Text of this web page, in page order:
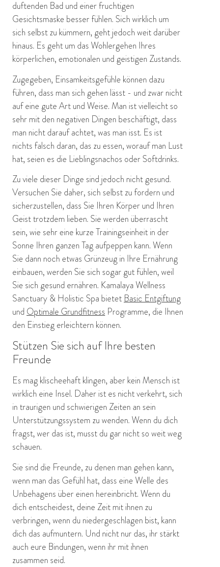
duftenden Bad und einer fruchtigen
Gesichtsmaske besser fühlen. Sich wirklich um
sich selbst zu kümmern, geht jedoch weit darüber
hinaus. Es geht um das Wohlergehen Ihres
körperlichen, emotionalen und geistigen Zustands.
Zugegeben, Einsamkeitsgefühle können dazu
führen, dass man sich gehen lässt - und zwar nicht
auf eine gute Art und Weise. Man ist vielleicht so
sehr mit den negativen Dingen beschäftigt, dass
man nicht darauf achtet, was man isst. Es ist
nichts falsch daran, das zu essen, worauf man Lust
hat, seien es die Lieblingsnachos oder Softdrinks.
Zu viele dieser Dinge sind jedoch nicht gesund.
Versuchen Sie daher, sich selbst zu fordern und
sicherzustellen, dass Sie Ihren Körper und Ihren
Geist trotzdem lieben. Sie werden überrascht
sein, wie sehr eine kurze Trainingseinheit in der
Sonne Ihren ganzen Tag aufpeppen kann. Wenn
Sie dann noch etwas Grünzeug in Ihre Ernährung
einbauen, werden Sie sich sogar gut fühlen, weil
Sie sich gesund ernähren. Kamalaya Wellness
Sanctuary & Holistic Spa bietet Basic Entgiftung
und Optimale Grundfitness Programme, die Ihnen
den Einstieg erleichtern können.
Stützen Sie sich auf Ihre besten
Freunde
Es mag klischeehaft klingen, aber kein Mensch ist
wirklich eine Insel. Daher ist es nicht verkehrt, sich
in traurigen und schwierigen Zeiten an sein
Unterstützungssystem zu wenden. Wenn du dich
fragst, wer das ist, musst du gar nicht so weit weg
schauen.
Sie sind die Freunde, zu denen man gehen kann,
wenn man das Gefühl hat, dass eine Welle des
Unbehagens über einen hereinbricht. Wenn du
dich entscheidest, deine Zeit mit ihnen zu
verbringen, wenn du niedergeschlagen bist, kann
dich das aufmuntern. Und nicht nur das, ihr stärkt
auch eure Bindungen, wenn ihr mit ihnen
zusammen seid.